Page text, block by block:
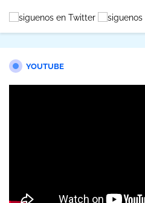
YOUTUBE